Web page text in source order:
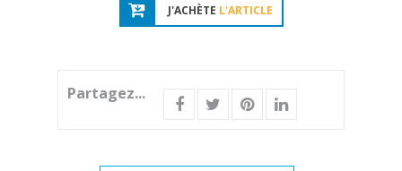
J'ACHÈTE L'ARTICLE
Partagez...